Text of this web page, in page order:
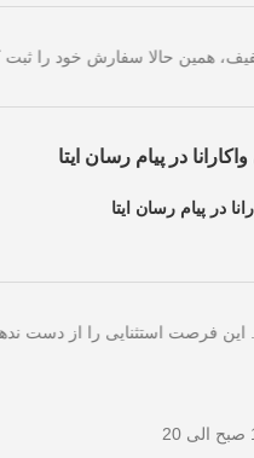
تخفیف، همین حالا سفارش
در پیام رسان ایتا
در پیام رسان ایتا
این فرصت استثنایی را از